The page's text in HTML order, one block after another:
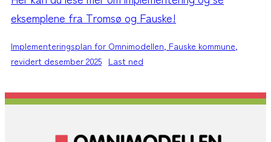
eksemplene fra Tromsø og Fauske!
Implementeringsplan for Omnimodellen, Fauske kommune,
revidert desember 2025 Last ned